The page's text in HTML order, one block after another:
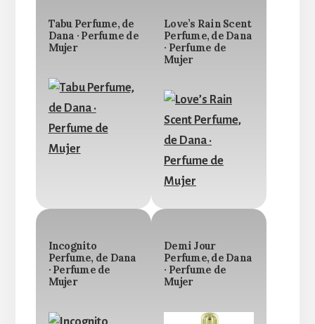
Tabu Perfume, de
Dana · Perfume de
Mujer
Love’s Rain Scent
Perfume, de Dana
· Perfume de
Mujer
Incognito
Perfume, de Dana
· Perfume de
Mujer
Demi Jour
Perfume, de Dana
· Perfume de
Mujer